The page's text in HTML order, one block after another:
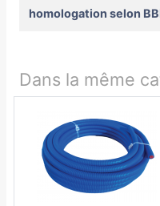
homologation selon
Dans la même